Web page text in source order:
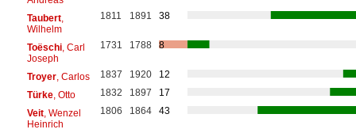
Taubert,
Wilhelm
1811 1891 38
Toëschi, Carl
Joseph
1731 1788 8
Troyer, Carlos 1837 1920
12
Türke, Otto 1832 1897
17
Veit, Wenzel
Heinrich
1806 1864 43